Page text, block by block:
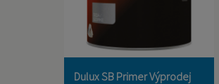
Dulux SB Primer Výprodej
antikorozním účinkem
inhibiční efekt.
další